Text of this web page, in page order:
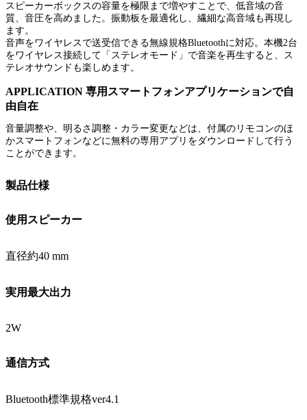
スピーカーボックスの容量を極限まで増やすことで、低音域の音
質、音圧を高めました。振動板を最適化し、繊細な高音域も再現し
ます。
音声をワイヤレスで送受信できる無線規格Bluetoothに対応。本機2台
をワイヤレス接続して「ステレオモード」で音楽を再生すると、ス
テレオサウンドも楽しめます。
APPLICATION 専用スマートフォンアプリケーションで自
由自在
音量調整や、明るさ調整・カラー変更などは、付属のリモコンのほ
かスマートフォンなどに無料の専用アプリをダウンロードして行う
ことができます。
製品仕様
使用スピーカー
直径約40 mm
実用最大出力
2W
通信方式
Bluetooth標準規格ver4.1